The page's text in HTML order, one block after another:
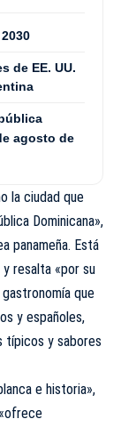
de EE. UU.
agosto de
la ciudad que
Dominicana»,
panameña. Está
resalta «por su
que
y españoles,
típicos y sabores
e historia»,